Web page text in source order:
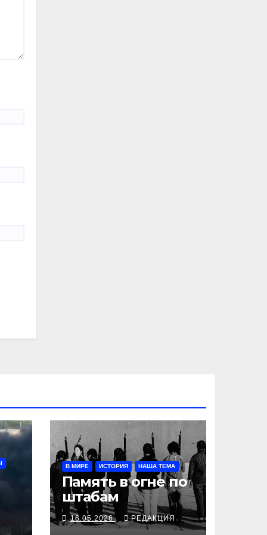
В МИРЕ ИСТОРИЯ НАША ТЕМА
Память в огне по
штабам
16.05.2026 РЕДАКЦИЯ